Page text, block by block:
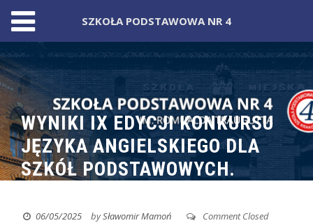
Skip
to
content
WYNIKI IX EDYCJI KONKURSU
JĘZYKA ANGIELSKIEGO DLA
SZKÓŁ PODSTAWOWYCH.
06/05/2025 bySławomir Mamoń Comment Closed
SZKOŁA PODSTAWOWA NR 4